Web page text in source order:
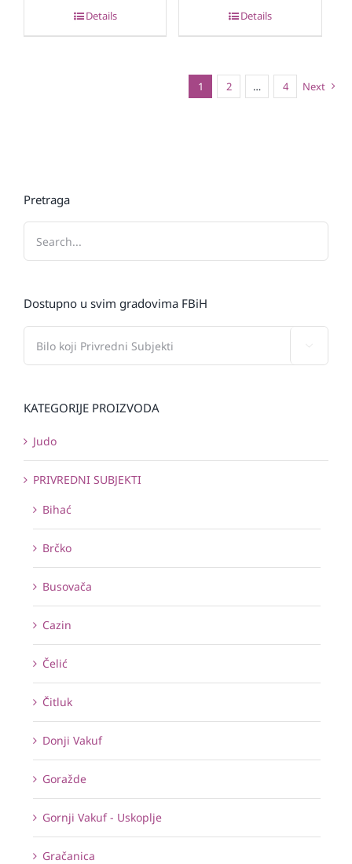
Details Details
1 2 … 4 Next
Pretraga
Dostupno u svim gradovima FBiH
KATEGORIJE PROIZVODA
Judo
PRIVREDNI SUBJEKTI
Bihać
Brčko
Busovača
Cazin
Čelić
Čitluk
Donji Vakuf
Goražde
Gornji Vakuf - Uskoplje
Gračanica